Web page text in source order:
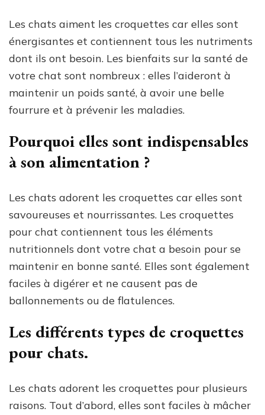
Les chats aiment les croquettes car elles sont
énergisantes et contiennent tous les nutriments
dont ils ont besoin. Les bienfaits sur la santé de
votre chat sont nombreux : elles l’aideront à
maintenir un poids santé, à avoir une belle
fourrure et à prévenir les maladies.
Pourquoi elles sont indispensables
à son alimentation ?
Les chats adorent les croquettes car elles sont
savoureuses et nourrissantes. Les croquettes
pour chat contiennent tous les éléments
nutritionnels dont votre chat a besoin pour se
maintenir en bonne santé. Elles sont également
faciles à digérer et ne causent pas de
ballonnements ou de flatulences.
Les différents types de croquettes
pour chats.
Les chats adorent les croquettes pour plusieurs
raisons. Tout d’abord, elles sont faciles à mâcher